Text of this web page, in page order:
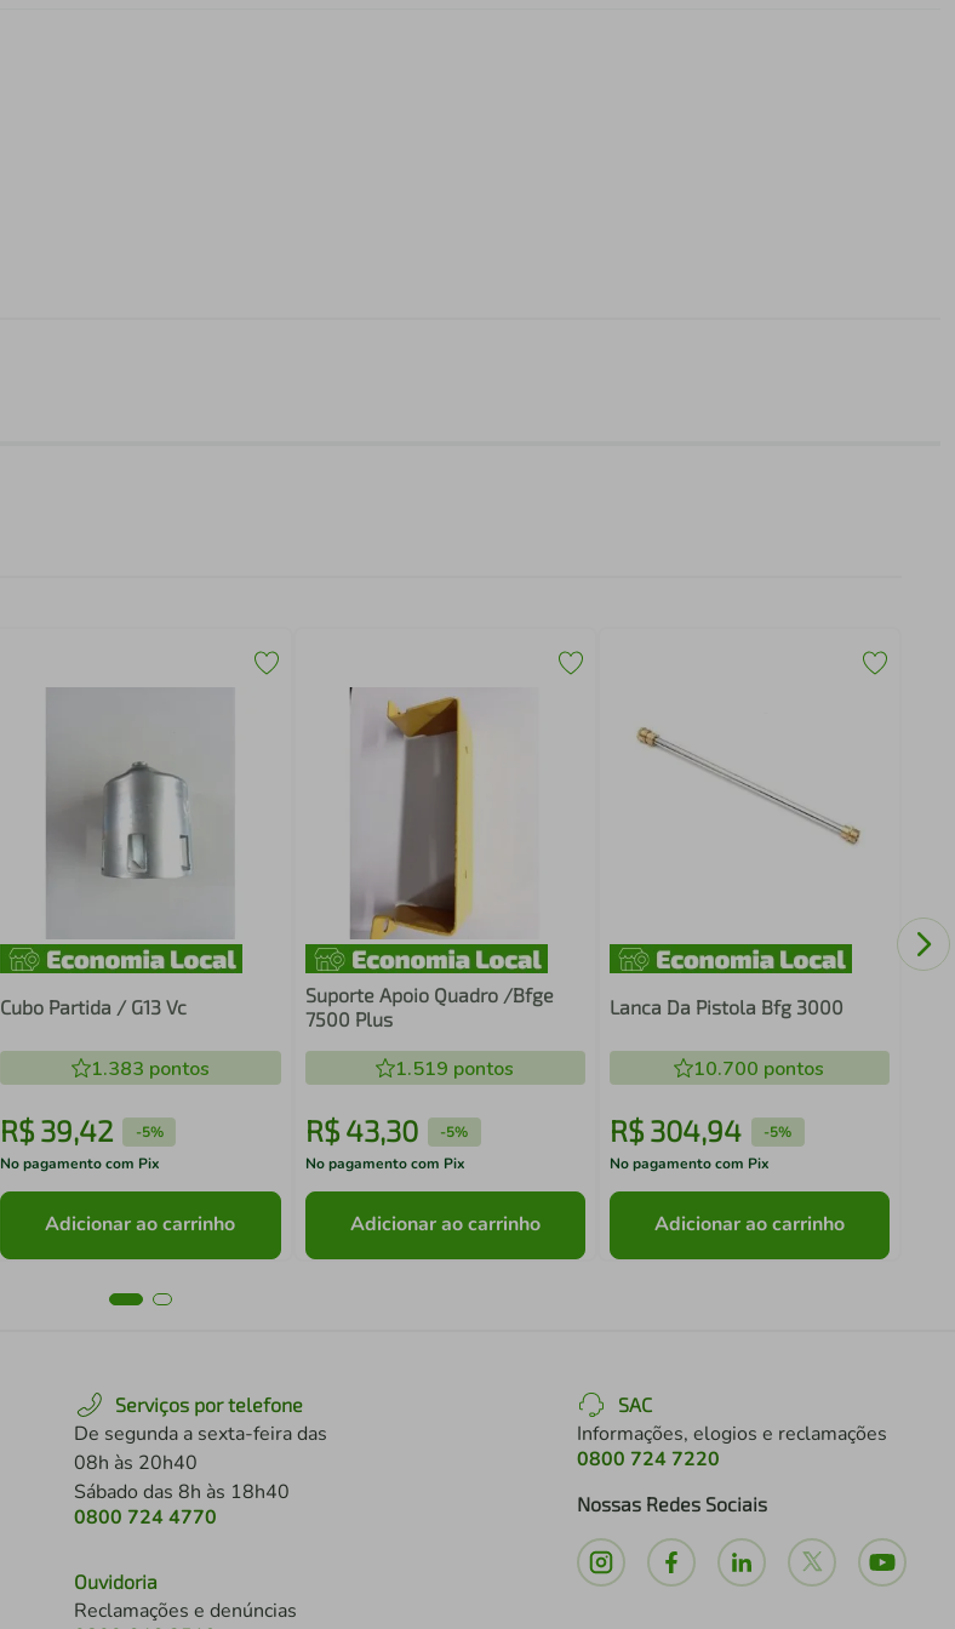
Cubo Partida / G13 Vc
1.383 pontos
R$39,42 -5%
No pagamento com Pix
Adicionar ao carrinho
Suporte Apoio Quadro /Bfge
7500 Plus
1.519 pontos
R$ 43,30 -5%
No pagamento com Pix
Adicionar ao carrinho
Lanca Da Pistola Bfg 3000
10.700 pontos
R$ 304,94 -5%
No pagamento com Pix
Adicionar ao carrinho
Serviços por telefone
De segunda a sexta-feira das
08h às 20h40
Sábado das 8h às 18h40
0800 724 4770
Ouvidoria
Reclamações e denúncias
SAC
Informações, elogios e reclamações
0800 724 7220
Nossas Redes Sociais